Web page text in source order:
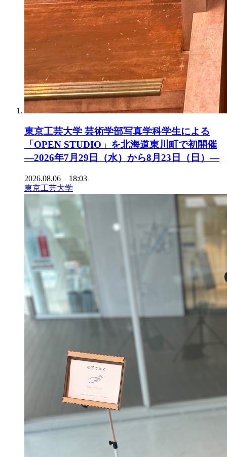
東京工芸大学 芸術学部写真学科学生による
「OPEN STUDIO」を北海道東川町で初開催
―2026年7月29日（水）から8月23日（日）―
2026.08.06 18:03
東京工芸大学